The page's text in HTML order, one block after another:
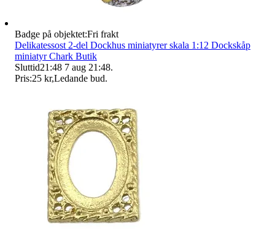
Badge på objektet:Fri frakt
Delikatessost 2-del Dockhus miniatyrer skala 1:12 Dockskåp
miniatyr Chark Butik
Sluttid21:48 7 aug 21:48.
Pris:25 kr,Ledande bud.